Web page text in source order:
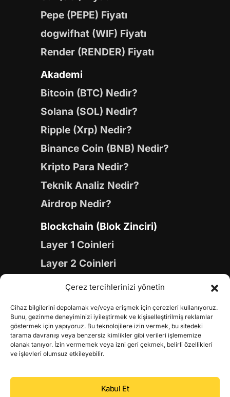
Çerez tercihlerinizi yönetin
Cihaz bilgilerini depolamak ve/veya erişmek için çerezleri kullanıyoruz.
Bunu, gezinme deneyiminizi iyileştirmek ve kişiselleştirilmiş reklamlar
göstermek için yapıyoruz. Bu teknolojilere izin vermek, bu sitedeki
tarama davranışı veya benzersiz kimlikler gibi verileri işlememize
olanak tanıyor. İzin vermemek veya izni geri çekmek, belirli özellikleri
ve işlevleri olumsuz etkileyebilir.
Kabul Et
Pepe (PEPE) Fiyatı
dogwifhat (WIF) Fiyatı
Render (RENDER) Fiyatı
Akademi
Bitcoin (BTC) Nedir?
Solana (SOL) Nedir?
Ripple (Xrp) Nedir?
Binance Coin (BNB) Nedir?
Kripto Para Nedir?
Teknik Analiz Nedir?
Airdrop Nedir?
Blockchain (Blok Zinciri)
Layer 1 Coinleri
Layer 2 Coinleri
Yapay Zeka (AI) Coinleri
Gaming Coinleri
RWA Coinleri
DeFi Coinleri
DePIN Coinleri
Metaverse Coinleri